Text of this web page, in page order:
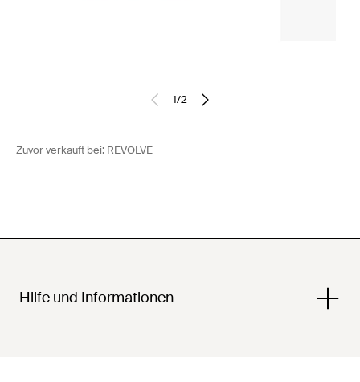
1/2
Zuvor verkauft bei: REVOLVE
Hilfe und Informationen